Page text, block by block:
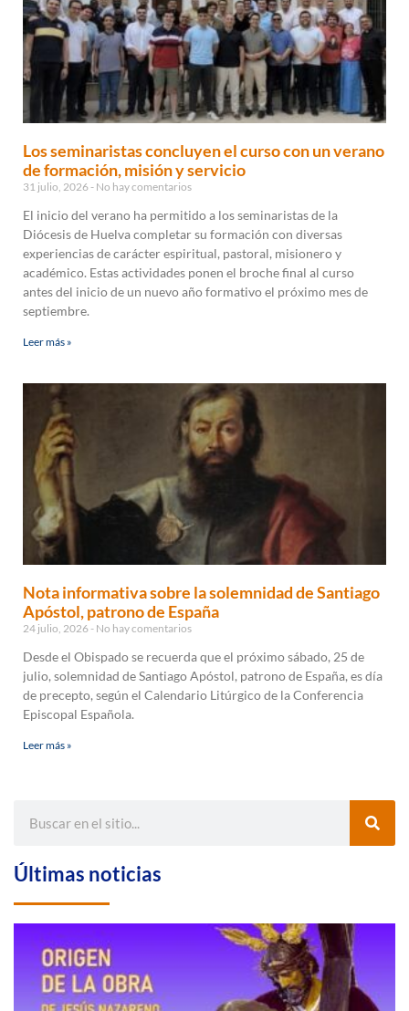
Los seminaristas concluyen el curso con un verano
de formación, misión y servicio
31 julio, 2026 No hay comentarios
El inicio del verano ha permitido a los seminaristas de la
Diócesis de Huelva completar su formación con diversas
experiencias de carácter espiritual, pastoral, misionero y
académico. Estas actividades ponen el broche final al curso
antes del inicio de un nuevo año formativo el próximo mes de
septiembre.
Leer más »
Nota informativa sobre la solemnidad de Santiago
Apóstol, patrono de España
24 julio, 2026 No hay comentarios
Desde el Obispado se recuerda que el próximo sábado, 25 de
julio, solemnidad de Santiago Apóstol, patrono de España, es día
de precepto, según el Calendario Litúrgico de la Conferencia
Episcopal Española.
Leer más »
Últimas noticias